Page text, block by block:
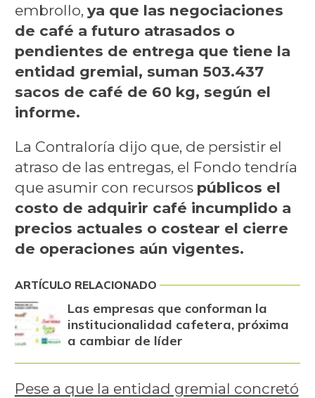
embrollo, ya que las negociaciones
de café a futuro atrasados o
pendientes de entrega que tiene la
entidad gremial, suman 503.437
sacos de café de 60 kg, según el
informe.
La Contraloría dijo que, de persistir el
atraso de las entregas, el Fondo tendría
que asumir con recursos públicos el
costo de adquirir café incumplido a
precios actuales o costear el cierre
de operaciones aún vigentes.
ARTÍCULO RELACIONADO
Las empresas que conforman la
institucionalidad cafetera, próxima
a cambiar de líder
Pese a que la entidad gremial concretó